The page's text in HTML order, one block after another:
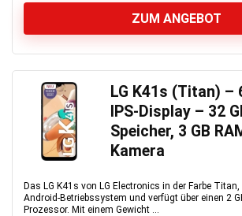
ZUM ANGEBOT
LG K41s (Titan) –
IPS-Display – 32
Speicher, 3 GB
Kamera
Das LG K41s von LG Electronics in der Farbe
Android-Betriebssystem und verfügt über einen 2
Prozessor. Mit einem Gewicht ...